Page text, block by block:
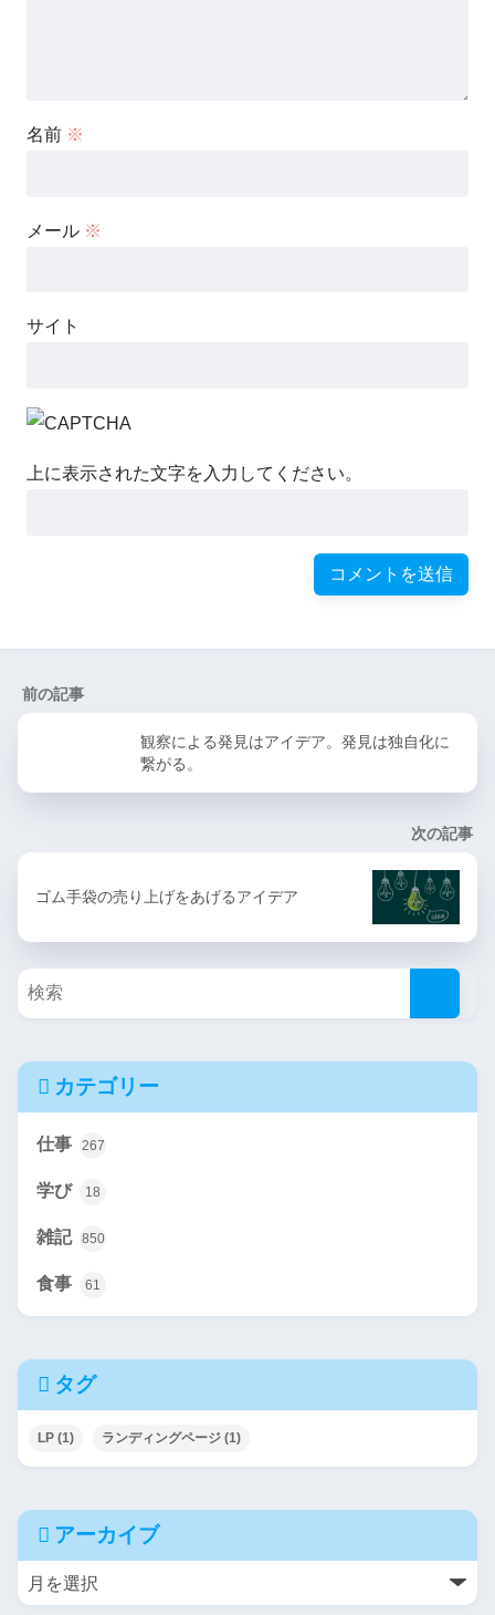
名前 ※
メール ※
サイト
上に表示された文字を入力してください。
前の記事
観察による発見はアイデア。発見は独自化に
繋がる。
次の記事
ゴム手袋の売り上げをあげるアイデア
カテゴリー
仕事 267
学び 18
雑記 850
食事 61
タグ
LP (1) ランディングページ (1)
アーカイブ